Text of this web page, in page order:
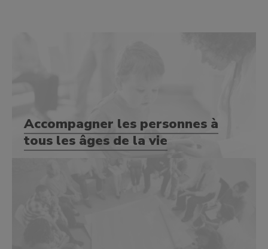
Accompagner les personnes à
tous les âges de la vie